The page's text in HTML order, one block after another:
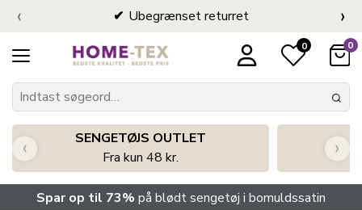
Ubegrænset returret
‹ ›
0 0
SENGETØJS OUTLET
Fra kun 48 kr.
‹ ›
Spar op til 73% på blødt sengetøj i bomuldssatin